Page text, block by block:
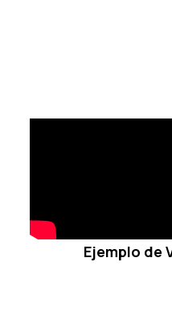
Ejemplo de